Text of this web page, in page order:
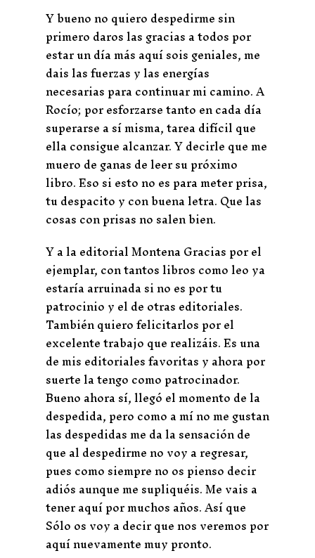
Y bueno no quiero despedirme sin
primero daros las gracias a todos por
estar un día más aquí sois geniales, me
dais las fuerzas y las energías
necesarias para continuar mi camino. A
Rocío; por esforzarse tanto en cada día
superarse a sí misma, tarea difícil que
ella consigue alcanzar. Y decirle que me
muero de ganas de leer su próximo
libro. Eso si esto no es para meter prisa,
tu despacito y con buena letra. Que las
cosas con prisas no salen bien.
Y a la editorial Montena Gracias por el
ejemplar, con tantos libros como leo ya
estaría arruinada si no es por tu
patrocinio y el de otras editoriales.
También quiero felicitarlos por el
excelente trabajo que realizáis. Es una
de mis editoriales favoritas y ahora por
suerte la tengo como patrocinador.
Bueno ahora sí, llegó el momento de la
despedida, pero como a mí no me gustan
las despedidas me da la sensación de
que al despedirme no voy a regresar,
pues como siempre no os pienso decir
adiós aunque me supliquéis. Me vais a
tener aquí por muchos años. Así que
Sólo os voy a decir que nos veremos por
aquí nuevamente muy pronto.